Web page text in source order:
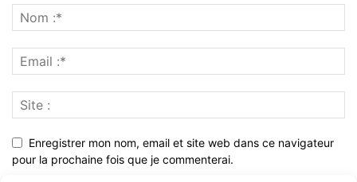
Enregistrer mon nom, email et site web dans ce navigateur
pour la prochaine fois que je commenterai.